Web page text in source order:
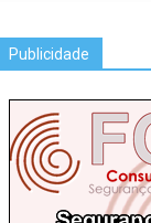
Publicidade